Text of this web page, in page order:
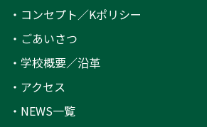
・ コンセプト／Kポリシー
・ ごあいさつ
・学校概要／沿革
・ アクセス
・ NEWS一覧